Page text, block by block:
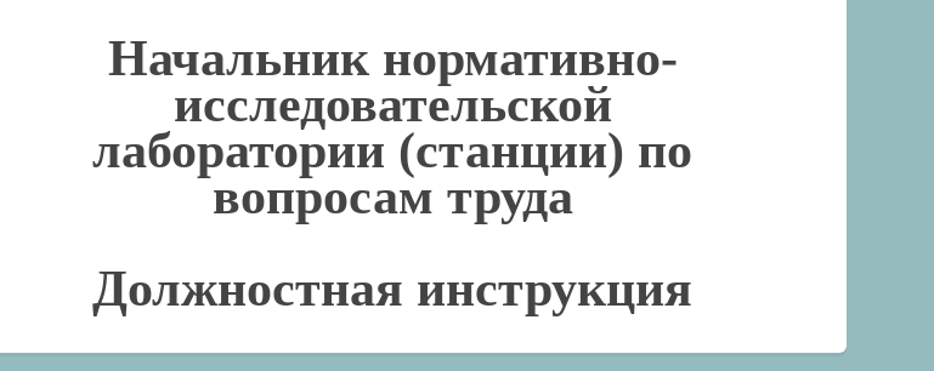
Начальник нормативно-
исследовательской
лаборатории (станции) по
вопросам труда
Должностная инструкция